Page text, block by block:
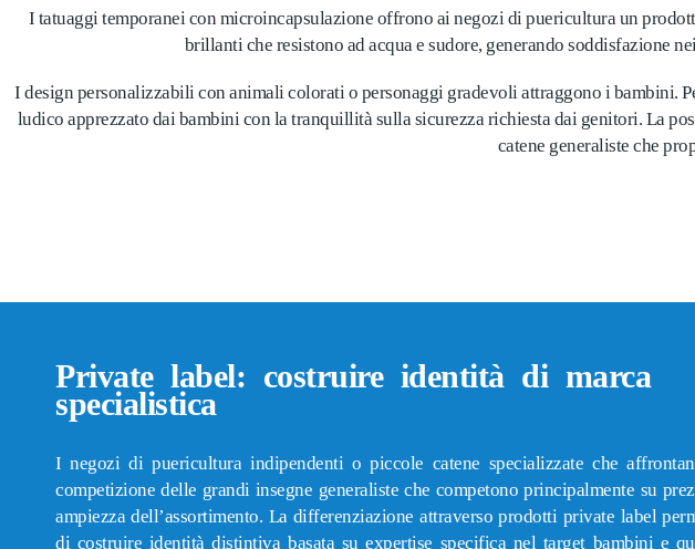
I tatuaggi temporanei con microincapsulazione offrono ai negozi di puericultura un
brillanti che resistono ad acqua e sudore, generando soddisfazione
I design personalizzabili con animali colorati o personaggi gradevoli attraggono i bambini.
ludico apprezzato dai bambini con la tranquillità sulla sicurezza richiesta dai genitori. La
catene generaliste che
Private label: costruire identità di marca
specialistica
I negozi di puericultura indipendenti o piccole catene specializzate che
competizione delle grandi insegne generaliste che competono principalmente su
ampiezza dell’assortimento. La differenziazione attraverso prodotti private label
di costruire identità distintiva basata su expertise specifica nel target bambini e